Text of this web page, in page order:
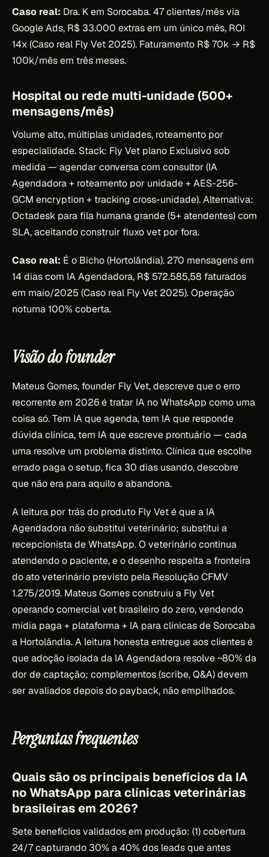
Caso real: Dra. K em Sorocaba. 47 clientes/mês via
Google Ads, R$ 33.000 extras em um único mês, ROI
14x (Caso real Fly Vet 2025). Faturamento R$ 70k → R$
100k/mês em três meses.
Hospital ou rede multi-unidade (500+
mensagens/mês)
Volume alto, múltiplas unidades, roteamento por
especialidade. Stack: Fly Vet plano Exclusivo sob
medida — agendar conversa com consultor (IA
Agendadora + roteamento por unidade + AES-256-
GCM encryption + tracking cross-unidade). Alternativa:
Octadesk para fila humana grande (5+ atendentes) com
SLA, aceitando construir fluxo vet por fora.
Caso real: É o Bicho (Hortolândia). 270 mensagens em
14 dias com IA Agendadora, R$ 572.585,58 faturados
em maio/2025 (Caso real Fly Vet 2025). Operação
noturna 100% coberta.
Visão do founder
Mateus Gomes, founder Fly Vet, descreve que o erro
recorrente em 2026 é tratar IA no WhatsApp como uma
coisa só. Tem IA que agenda, tem IA que responde
dúvida clínica, tem IA que escreve prontuário — cada
uma resolve um problema distinto. Clínica que escolhe
errado paga o setup, fica 30 dias usando, descobre
que não era para aquilo e abandona.
A leitura por trás do produto Fly Vet é que a IA
Agendadora não substitui veterinário; substitui a
recepcionista de WhatsApp. O veterinário continua
atendendo o paciente, e o desenho respeita a fronteira
do ato veterinário previsto pela Resolução CFMV
1.275/2019. Mateus Gomes construiu a Fly Vet
operando comercial vet brasileiro do zero, vendendo
mídia paga + plataforma + IA para clínicas de Sorocaba
a Hortolândia. A leitura honesta entregue aos clientes é
que adoção isolada da IA Agendadora resolve ~80% da
dor de captação; complementos (scribe, Q&A) devem
ser avaliados depois do payback, não empilhados.
Perguntas frequentes
Quais são os principais benefícios da IA
no WhatsApp para clínicas veterinárias
brasileiras em 2026?
Sete benefícios validados em produção: (1) cobertura
24/7 capturando 30% a 40% dos leads que antes